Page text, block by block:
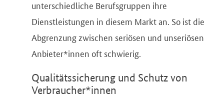
unterschiedliche Berufsgruppen ihre
Dienstleistungen in diesem Markt an. So ist die
Abgrenzung zwischen seriösen und unseriösen
Anbieter*innen oft schwierig.
Qualitätssicherung und Schutz von
Verbraucher*innen